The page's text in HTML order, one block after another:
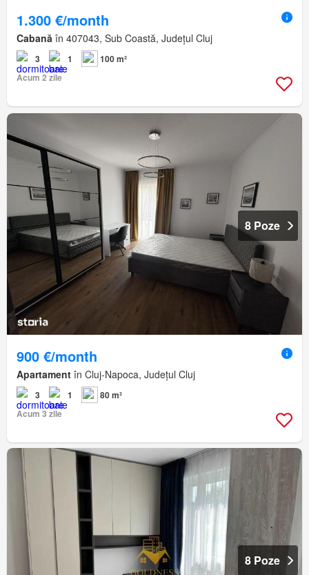
1.300 €/month
Cabană în 407043, Sub Coastă, Județul Cluj
3 1
100 m²
Acum 2 zile
8 Poze
900 €/month
Apartament în Cluj-Napoca, Județul Cluj
3 1
80 m²
Acum 3 zile
8 Poze